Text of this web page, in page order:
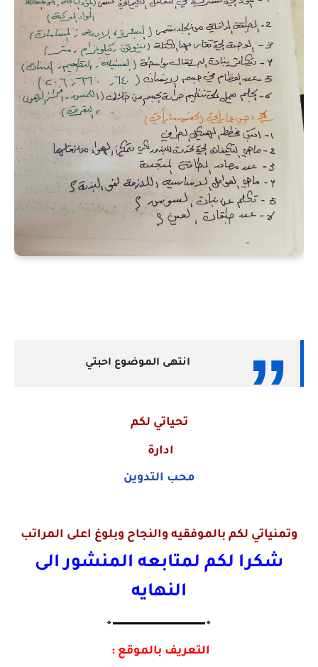
انتهى الموضوع احبتي
تحياتي لكم
ادارة
محب التدوين
وتمنياتي لكم بالموفقيه والنجاح وبلوغ اعلى المراتب
شكرا لكم لمتابعه المنشور الى
النهايه
🔸▬▬▬▬▬▬▬▬▬▬▬▬▬🔸
التعريف بالموقع :